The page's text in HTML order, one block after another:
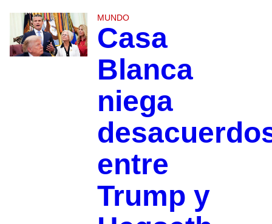
MUNDO
Casa
Blanca
niega
entre
Trump y